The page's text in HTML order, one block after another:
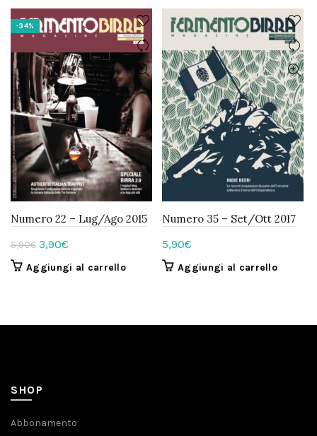
era:
5,90€.
è:
3,90€.
-34%
Numero 22 – Lug/Ago 2015
5,90€ Il
prezzo
3,90€
prezzo
Aggiungi al carrello
Numero 35 – Set/Ott 2017
5,90€
Aggiungi al carrello
SHOP
Abbonamento